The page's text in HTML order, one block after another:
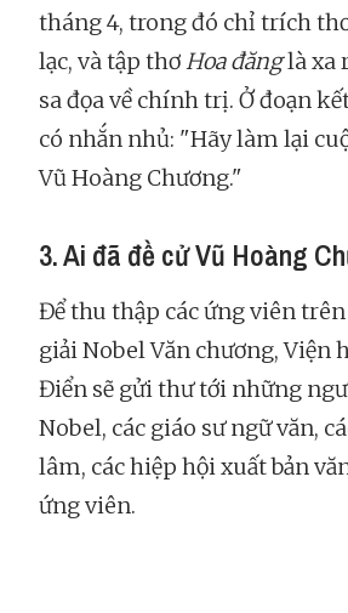
tháng 4, trong đó chỉ trích
lạc, và tập thơHoa đănglà xa
sa đọa về chính trị. Ở đoạn
có nhắn nhủ: "Hãy làm lại
Vũ Hoàng Chương."
3. Ai đã đề cử Vũ Hoàng
Để thu thập các ứng viên
giải Nobel Văn chương, Viện
Điển sẽ gửi thư tới những
Nobel, các giáo sư ngữ văn,
lâm, các hiệp hội xuất bản
ứng viên.